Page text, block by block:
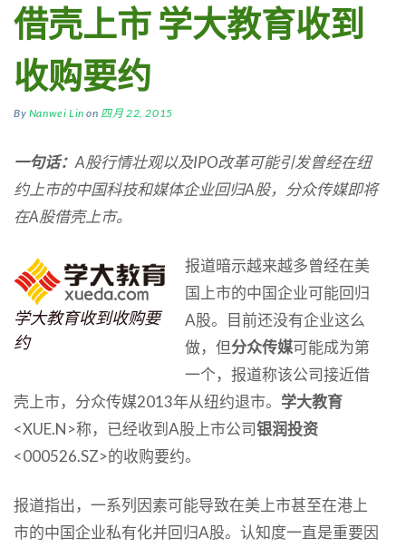
借壳上市 学大教育收到
收购要约
By Nanwei Lin on 四月 22, 2015
一句话： A股行情壮观以及IPO改革可能引发曾经在纽
约上市的中国科技和媒体企业回归A股，分众传媒即将
在A股借壳上市。
学大教育收到收购要
约
报道暗示越来越多曾经在美
国上市的中国企业可能回归
A股。目前还没有企业这么
做，但分众传媒可能成为第
一个，报道称该公司接近借
壳上市，分众传媒2013年从纽约退市。 学大教育
<XUE.N>称，已经收到A股上市公司银润投资
<000526.SZ>的收购要约。
报道指出，一系列因素可能导致在美上市甚至在港上
市的中国企业私有化并回归A股。认知度一直是重要因